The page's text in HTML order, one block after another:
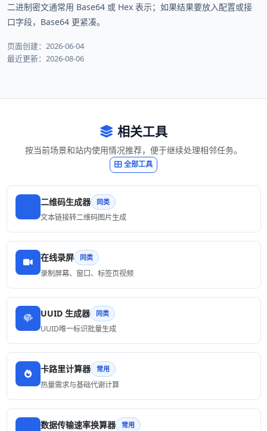
二进制密文通常用 Base64 或 Hex 表示；如果结果要放入配置或接
口字段，Base64 更紧凑。
页面创建：2026-06-04
最近更新：2026-08-06
相关工具
按当前场景和站内使用情况推荐，便于继续处理相邻任务。
全部工具
二维码生成器 同类
文本链接转二维码图片生成
在线录屏 同类
录制屏幕、窗口、标签页视频
UUID 生成器 同类
UUID唯一标识批量生成
卡路里计算器 常用
热量需求与基础代谢计算
数据传输速率换算器 常用